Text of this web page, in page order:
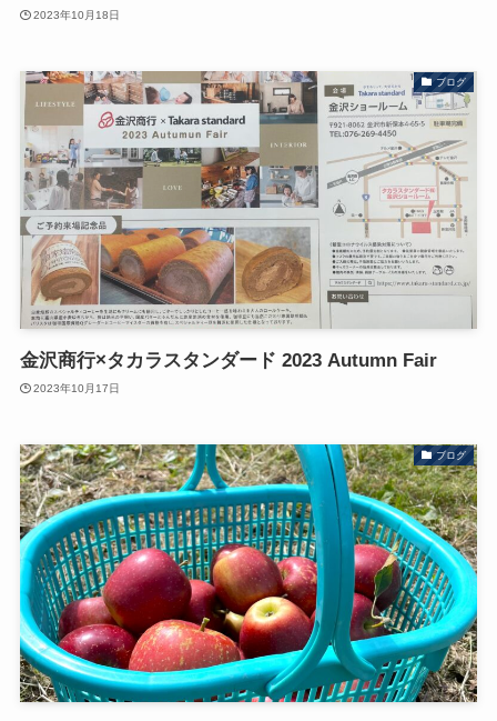
2023年10月18日
ブログ
金沢商行×タカラスタンダード 2023 Autumn Fair
2023年10月17日
ブログ